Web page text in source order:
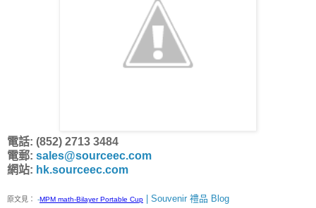
電話: (852) 2713 3484
電郵: sales@sourceec.com
網站: hk.sourceec.com
原文見： -MPM math-Bilayer Portable Cup | Souvenir 禮品 Blog